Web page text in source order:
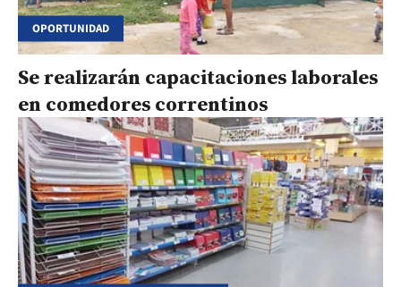
OPORTUNIDAD
Se realizarán capacitaciones laborales
en comedores correntinos